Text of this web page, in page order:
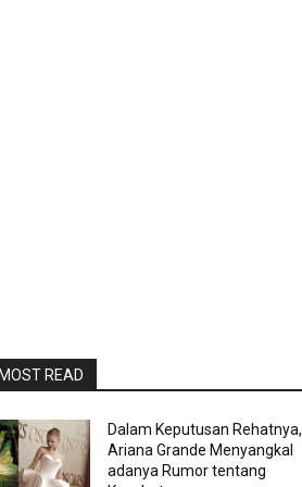
READ
Dalam Keputusan Rehatnya,
Ariana Grande Menyangkal
adanya Rumor tentang